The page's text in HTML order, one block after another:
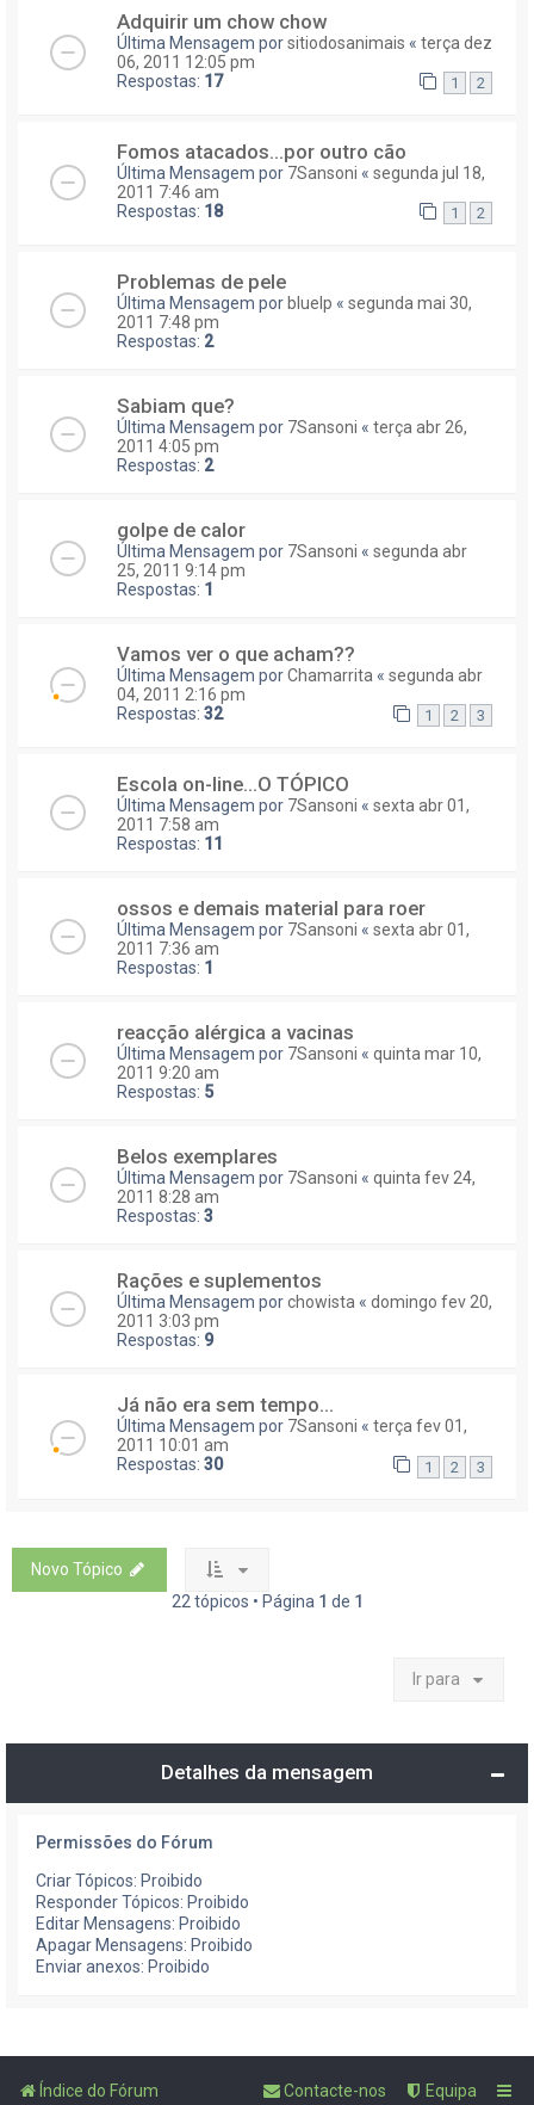
Adquirir um chow chow
Última Mensagem porsitiodosanimais « terça dez
06, 2011 12:05 pm
Respostas: 17 1 2
Fomos atacados...por outro cão
Última Mensagem por 7Sansoni « segunda jul 18,
2011 7:46 am
Respostas: 18 1 2
Problemas de pele
Última Mensagem por bluelp « segunda mai 30,
2011 7:48 pm
Respostas: 2
Sabiam que?
Última Mensagem por 7Sansoni « terça abr 26,
2011 4:05 pm
Respostas: 2
golpe de calor
Última Mensagem por 7Sansoni « segunda abr
25, 2011 9:14 pm
Respostas: 1
Vamos ver o que acham??
Última Mensagem porChamarrita « segunda abr
04, 2011 2:16 pm
Respostas: 32 1 2 3
Escola on-line...O TÓPICO
Última Mensagem por 7Sansoni « sexta abr 01,
2011 7:58 am
Respostas: 11
ossos e demais material para roer
Última Mensagem por 7Sansoni « sexta abr 01,
2011 7:36 am
Respostas: 1
reacção alérgica a vacinas
Última Mensagem por 7Sansoni « quinta mar 10,
2011 9:20 am
Respostas: 5
Belos exemplares
Última Mensagem por 7Sansoni « quinta fev 24,
2011 8:28 am
Respostas: 3
Rações e suplementos
Última Mensagem porchowista « domingo fev 20,
2011 3:03 pm
Respostas: 9
Já não era sem tempo...
Última Mensagem por 7Sansoni « terça fev 01,
2011 10:01 am
Respostas: 30 1 2 3
Novo Tópico
22 tópicos • Página 1 de 1
Ir para
Detalhes da mensagem
Permissões do Fórum
Criar Tópicos: Proibido
Responder Tópicos: Proibido
Editar Mensagens: Proibido
Apagar Mensagens: Proibido
Enviar anexos: Proibido
Índice do Fórum Equipa
Contacte-nos